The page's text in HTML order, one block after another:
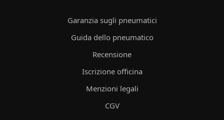
Garanzia sugli pneumatici
Guida dello pneumatico
Recensione
Iscrizione officina
Menzioni legali
CGV